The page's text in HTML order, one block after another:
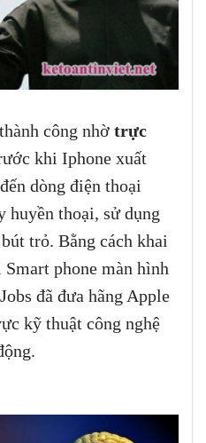
công nhờ trực
khi Iphone xuất
dòng điện thoại
huyền thoại, sử dụng
trỏ. Bằng cách khai
phone màn hình
đã đưa hãng Apple
kỹ thuật công nghệ